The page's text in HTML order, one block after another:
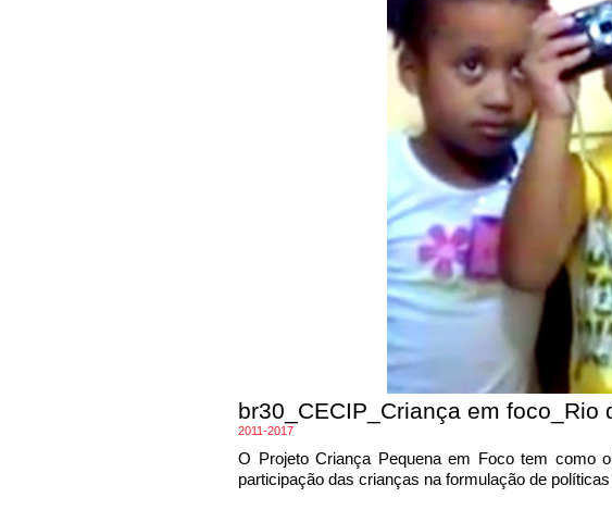
br30_CECIP_Criança em foco_Rio
2011-2017
O Projeto Criança Pequena em Foco tem como
participação das crianças na formulação de